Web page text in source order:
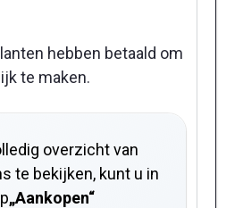
hebben betaald om
te maken.
overzicht van
te bekijken, kunt u in
„Aankopen“